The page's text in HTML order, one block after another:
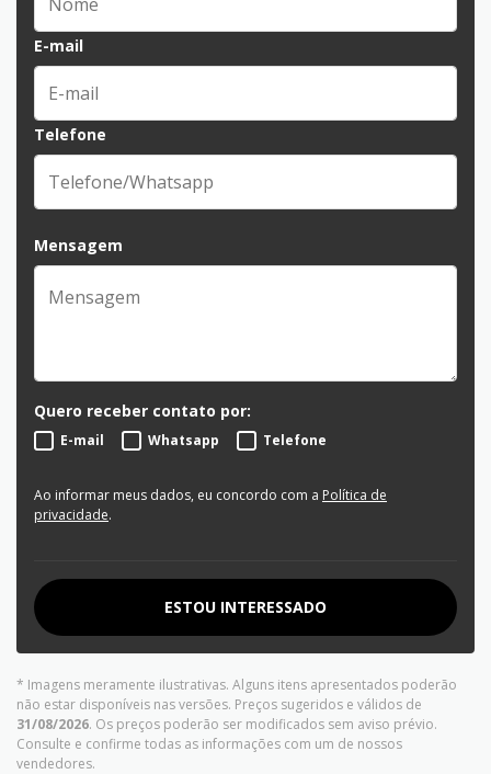
E-mail
Telefone
Mensagem
Quero receber contato por:
E-mail Whatsapp Telefone
Ao informar meus dados, eu concordo com a Política de
privacidade.
ESTOU INTERESSADO
* Imagens meramente ilustrativas. Alguns itens apresentados poderão
não estar disponíveis nas versões. Preços sugeridos e válidos de
31/08/2026. Os preços poderão ser modificados sem aviso prévio.
Consulte e confirme todas as informações com um de nossos
vendedores.